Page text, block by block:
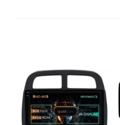
Dodge
Navigații auto universale